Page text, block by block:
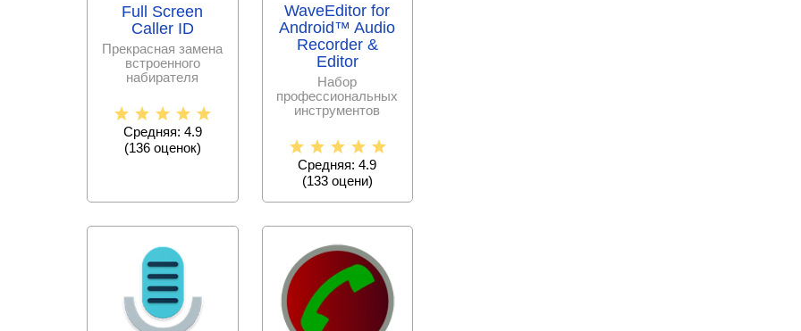
Full Screen
Caller ID
Прекрасная замена
встроенного
набирателя
дополнительными
функциями и
Средняя: 4.9
(136оценок)
WaveEditor for
Android™ Audio
Recorder &
Editor
Набор
профессиональных
инструментов
качественно
отредактировать
аудио
Средняя: 4.9
(133оцени)